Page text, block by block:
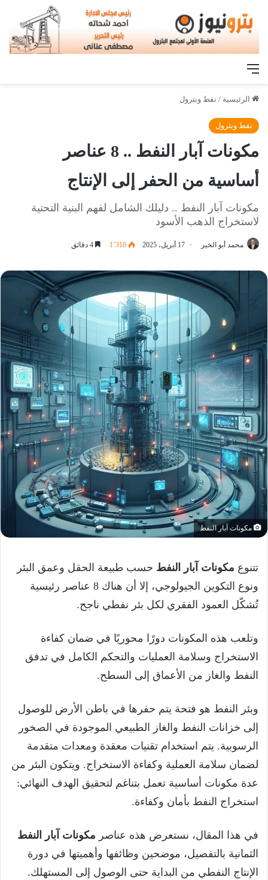
القائمة
الرئيسية / نفط وبترول
نفط وبترول
مكونات آبار النفط .. 8 عناصر
أساسية من الحفر إلى الإنتاج
مكونات آبار النفط .. دليلك الشامل لفهم البنية التحتية
لاستخراج الذهب الأسود
محمد أبو الخير 17 أبريل، 2025 1٬310
مكونات آبار النفط
تتنوع مكونات آبار النفط حسب طبيعة الحقل وعمق البئر
ونوع التكوين الجيولوجي، إلا أن هناك 8 عناصر رئيسية
تُشكّل العمود الفقري لكل بئر نفطي ناجح.
وتلعب هذه المكونات دورًا محوريًا في ضمان كفاءة
الاستخراج وسلامة العمليات والتحكم الكامل في تدفق
النفط والغاز من الأعماق إلى السطح.
وبئر النفط هو فتحة يتم حفرها في باطن الأرض للوصول
إلى خزانات النفط والغاز الطبيعي الموجودة في الصخور
الرسوبية. يتم استخدام تقنيات معقدة ومعدات متقدمة
لضمان سلامة العملية وكفاءة الاستخراج. ويتكون البئر من
عدة مكونات أساسية تعمل بتناغم لتحقيق الهدف النهائي:
استخراج النفط بأمان وكفاءة.
في هذا المقال، نستعرض هذه عناصر مكونات آبار النفط
الثمانية بالتفصيل، موضحين وظائفها وأهميتها في دورة
الإنتاج النفطي من البداية حتى الوصول إلى المستهلك.